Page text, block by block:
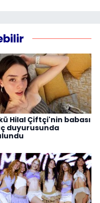
Hilal Çiftçi'nin babası
duyurusunda